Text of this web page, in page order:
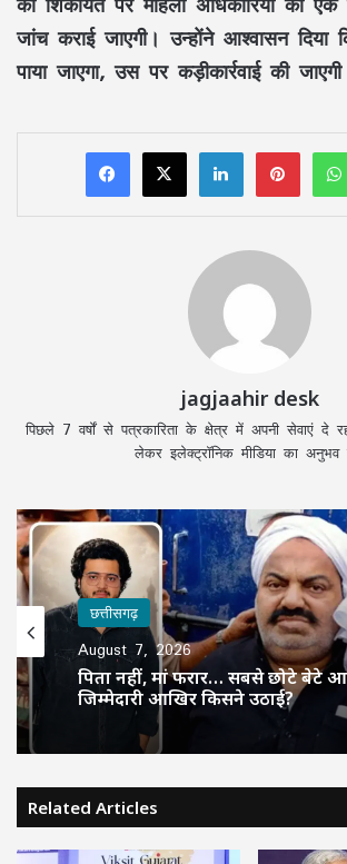
जांच कराई जाएगी। उन्होंने आश्वासन दिया
पाया जाएगा, उस पर कड़ीकार्रवाई की
LinkedIn
jagjaahir desk
पिछले 7 वर्षों से पत्रकारिता के क्षेत्र में अपनी सेवाएं
लेकर इलेक्ट्रॉनिक मीडिया का अनुभव
छत्तीसगढ़
August 7, 2026
पिता नहीं, मां फरार… सबसे छोटे बेटे
जिम्मेदारी आखिर किसने उठाई?
Related Articles